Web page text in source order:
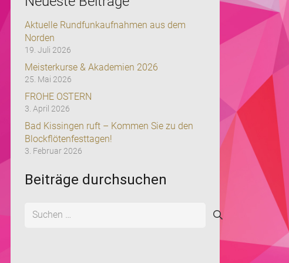
Aktuelle Rundfunkaufnahmen aus dem
Norden
19. Juli 2026
Meisterkurse & Akademien 2026
25. Mai 2026
FROHE OSTERN
3. April 2026
Bad Kissingen ruft – Kommen Sie zu den
Blockflötenfesttagen!
3. Februar 2026
Beiträge durchsuchen
Suchen